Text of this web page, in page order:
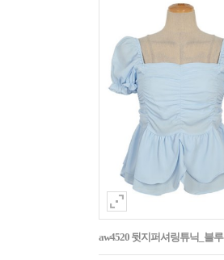
aw4520 뒷지퍼셔링튜닉_블루